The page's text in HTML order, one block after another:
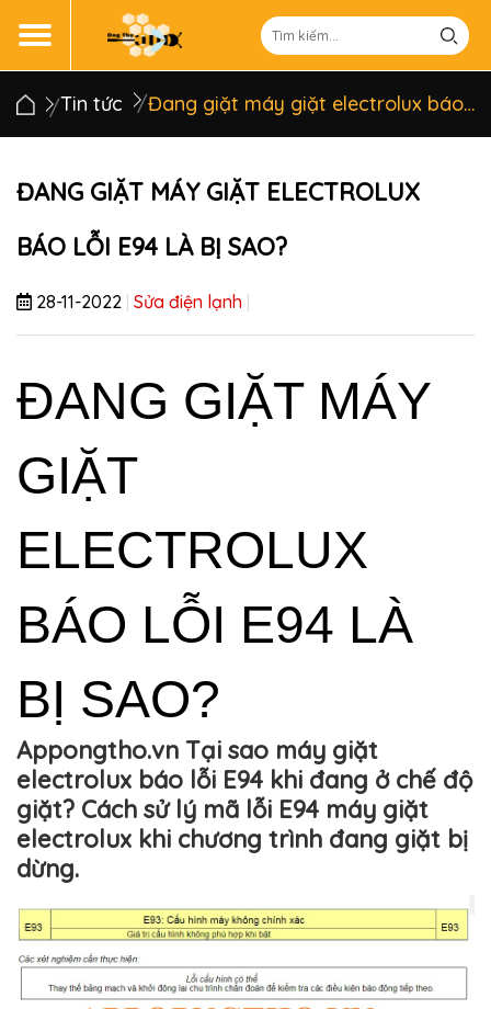
Tin tức Đang giặt máy giặt electrolux báo lỗi E94 là bị sao?
ĐANG GIẶT MÁY GIẶT ELECTROLUX
BÁO LỖI E94 LÀ BỊ SAO?
28-11-2022 Sửa điện lạnh
ĐANG GIẶT MÁY
GIẶT
ELECTROLUX
BÁO LỖI E94 LÀ
BỊ SAO?
Appongtho.vn Tại sao máy giặt
electrolux báo lỗi E94 khi đang ở chế độ
giặt? Cách sử lý mã lỗi E94 máy giặt
electrolux khi chương trình đang giặt bị
dừng.